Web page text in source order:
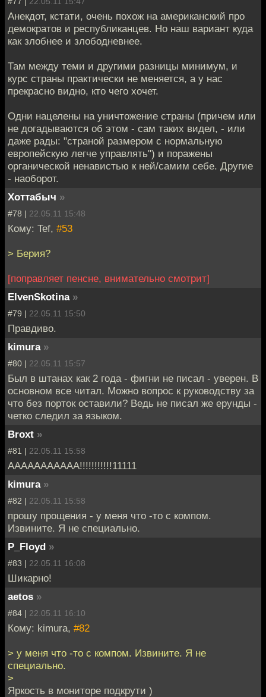
Анекдот, кстати, очень похож на американский про
демократов и республиканцев. Но наш вариант куда
как злобнее и злободневнее.
Там между теми и другими разницы минимум, и
курс страны практически не меняется, а у нас
прекрасно видно, кто чего хочет.
Одни нацелены на уничтожение страны (причем или
не догадываются об этом - сам таких видел, - или
даже рады: "страной размером с нормальную
европейскую легче управлять") и поражены
органической ненавистью к ней/самим себе. Другие
- наоборот.
Хоттабыч »
#78 | 22.05.11 15:48
Кому: Tef, #53
> Берия?
[поправляет пенсне, внимательно смотрит]
ElvenSkotina »
#79 | 22.05.11 15:50
Правдиво.
kimura »
#80 | 22.05.11 15:57
Был в штанах как 2 года - фигни не писал - уверен. В
основном все читал. Можно вопрос к руководству за
что без порток оставили? Ведь не писал же ерунды -
четко следил за языком.
Broxt »
#81 | 22.05.11 15:58
ААААААААААА!!!!!!!!!!!11111
kimura »
#82 | 22.05.11 15:58
прошу прощения - у меня что -то с компом.
Извините. Я не специально.
P_Floyd »
#83 | 22.05.11 16:08
Шикарно!
aetos »
#84 | 22.05.11 16:10
Кому: kimura, #82
> у меня что -то с компом. Извините. Я не
специально.
>
Яркость в мониторе подкрути )